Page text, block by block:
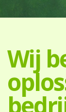
Wij